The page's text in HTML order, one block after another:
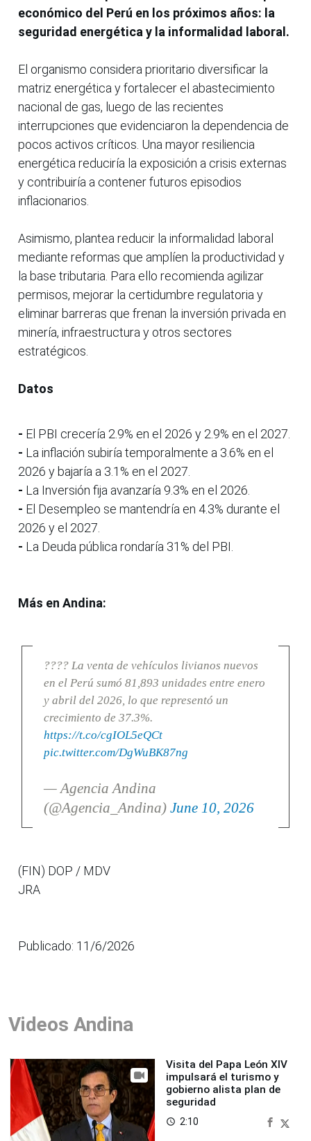
económico del Perú en los próximos años: la
seguridad energética y la informalidad laboral.
El organismo considera prioritario diversificar la
matriz energética y fortalecer el abastecimiento
nacional de gas, luego de las recientes
interrupciones que evidenciaron la dependencia de
pocos activos críticos. Una mayor resiliencia
energética reduciría la exposición a crisis externas
y contribuiría a contener futuros episodios
inflacionarios.
Asimismo, plantea reducir la informalidad laboral
mediante reformas que amplíen la productividad y
la base tributaria. Para ello recomienda agilizar
permisos, mejorar la certidumbre regulatoria y
eliminar barreras que frenan la inversión privada en
minería, infraestructura y otros sectores
estratégicos.
Datos
- El PBI crecería 2.9% en el 2026 y 2.9% en el 2027.
- La inflación subiría temporalmente a 3.6% en el
2026 y bajaría a 3.1% en el 2027.
- La Inversión fija avanzaría 9.3% en el 2026.
- El Desempleo se mantendría en 4.3% durante el
2026 y el 2027.
- La Deuda pública rondaría 31% del PBI.
Más en Andina:
???? La venta de vehículos livianos nuevos
en el Perú sumó 81,893 unidades entre enero
y abril del 2026, lo que representó un
crecimiento de 37.3%.
https://t.co/cgIOL5eQCt
pic.twitter.com/DgWuBK87ng
— Agencia Andina
(@Agencia_Andina) June 10, 2026
(FIN) DOP / MDV
JRA
Publicado: 11/6/2026
Videos Andina
Visita del Papa León XIV
impulsará el turismo y
gobierno alista plan de
seguridad
access_time 2:10